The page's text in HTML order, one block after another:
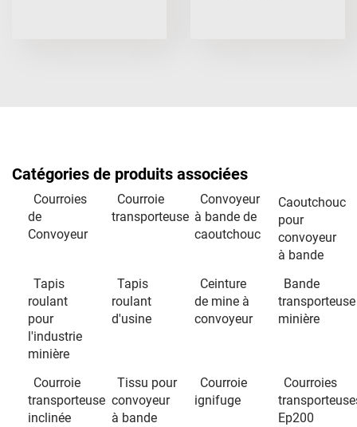
Catégories de produits associées
Courroies
de
Convoyeur
Courroie
transporteuse
Convoyeur
à bande de
caoutchouc
Caoutchouc
pour
convoyeur
à bande
Tapis
roulant
pour
l'industrie
minière
Tapis
roulant
d'usine
Ceinture
de mine à
convoyeur
Bande
transporteuse
minière
Courroie
transporteuse
inclinée
Tissu pour
convoyeur
à bande
Courroie
ignifuge
Courroies
Ep200